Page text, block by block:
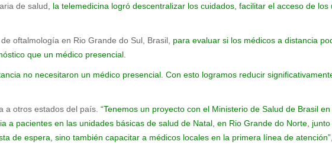
de salud, la telemedicina logró descentralizar los cuidados, facilitar el acceso de
oftalmología en Rio Grande do Sul, Brasil, para evaluar si los médicos a distancia
que un médico presencial.
no necesitaron un médico presencial. Con esto logramos reducir
a otros estados del país. “Tenemos un proyecto con el Ministerio de Salud de Brasil
a pacientes en las unidades básicas de salud de Natal, en Rio Grande do Norte,
de espera, sino también capacitar a médicos locales en la primera línea de atención”,